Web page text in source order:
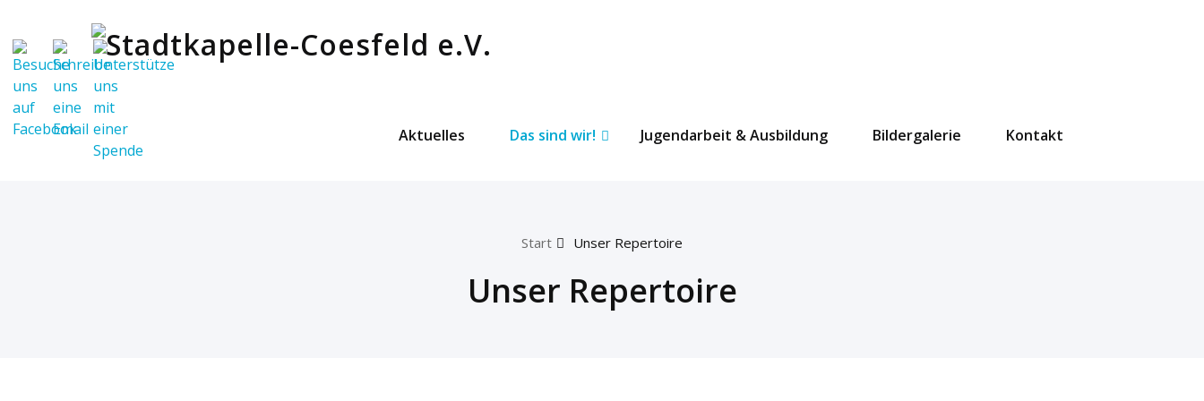
Aktuelles Das sind wir! Jugendarbeit & Ausbildung Bildergalerie Kontakt
Start Unser Repertoire
Unser Repertoire